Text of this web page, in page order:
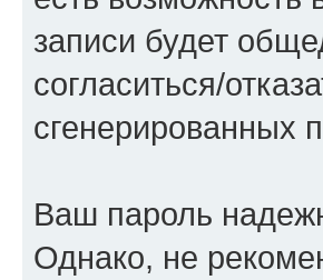
записи будет
согласиться/
сгенерированных
Ваш пароль
Однако, не